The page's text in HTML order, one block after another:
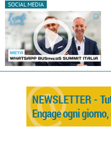
SOCIAL MEDIA